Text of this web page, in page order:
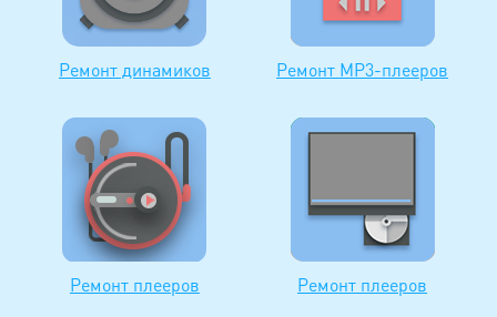
Ремонт динамиков Ремонт MP3-плееров
Ремонт плееров Ремонт плееров